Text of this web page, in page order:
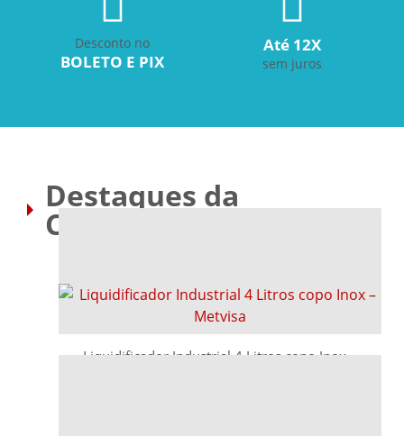
Desconto no
BOLETO E PIX
Até 12X
sem juros
Destaques da
Chamazul
Liquidificador Industrial 4 Litros copo Inox –